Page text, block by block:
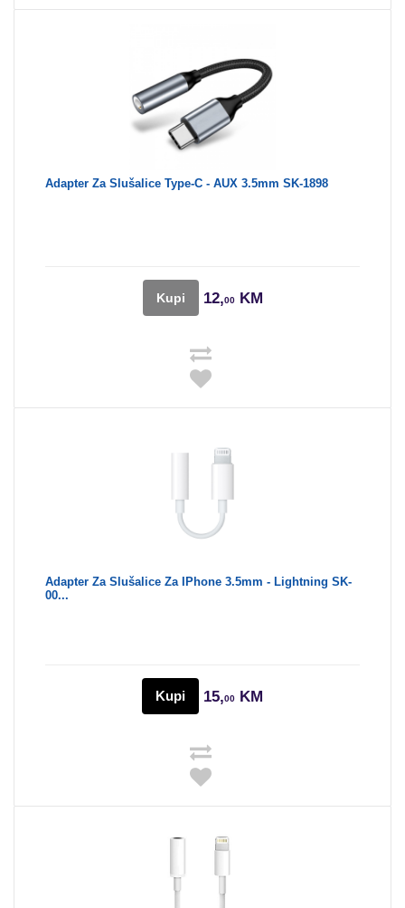
Adapter Za Slušalice Type-C - AUX 3.5mm SK-1898
Kupi 12,00KM
Adapter Za Slušalice Za IPhone 3.5mm - Lightning SK-
00...
Kupi 15,00 KM